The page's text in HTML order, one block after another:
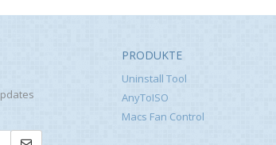
PRODUKTE
Uninstall Tool
AnyToISO
Macs Fan Control